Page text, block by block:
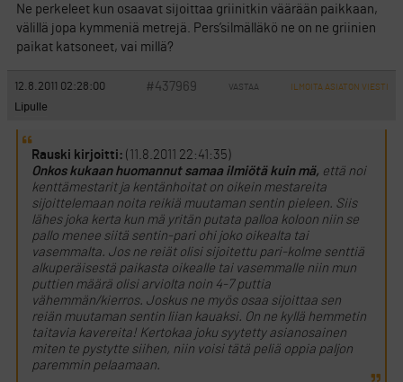
Ne perkeleet kun osaavat sijoittaa griinitkin väärään paikkaan,
välillä jopa kymmeniä metrejä. Pers’silmälläkö ne on ne griinien
paikat katsoneet, vai millä?
12.8.2011 02:28:00 #437969 VASTAA ILMOITA ASIATON VIESTI
Lipulle
Rauski kirjoitti: (11.8.2011 22:41:35)
Onkos kukaan huomannut samaa ilmiötä kuin mä, että noi
kenttämestarit ja kentänhoitat on oikein mestareita
sijoittelemaan noita reikiä muutaman sentin pieleen. Siis
lähes joka kerta kun mä yritän putata palloa koloon niin se
pallo menee siitä sentin-pari ohi joko oikealta tai
vasemmalta. Jos ne reiät olisi sijoitettu pari-kolme senttiä
alkuperäisestä paikasta oikealle tai vasemmalle niin mun
puttien määrä olisi arviolta noin 4-7 puttia
vähemmän/kierros. Joskus ne myös osaa sijoittaa sen
reiän muutaman sentin liian kauaksi. On ne kyllä hemmetin
taitavia kavereita! Kertokaa joku syytetty asianosainen
miten te pystytte siihen, niin voisi tätä peliä oppia paljon
paremmin pelaamaan.